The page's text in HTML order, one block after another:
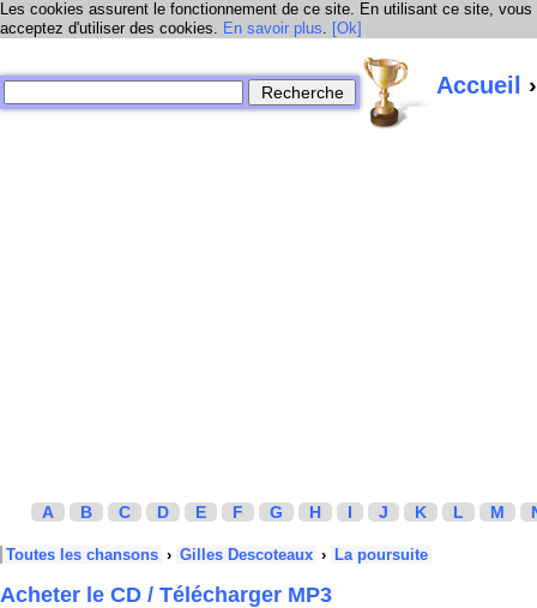
Les cookies assurent le fonctionnement de ce site. En utilisant ce site, vous
acceptez d'utiliser des cookies. En savoir plus. [Ok]
Accueil
A B C D E F G H I J K L M
Toutes les chansons › Gilles Descoteaux › La poursuite
Acheter le CD / Télécharger MP3